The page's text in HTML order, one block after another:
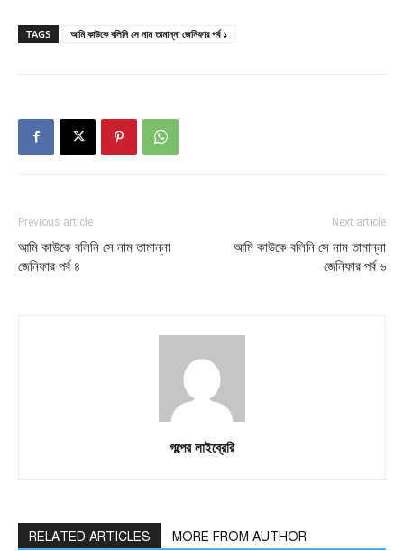
TAGS আমি কাউকে বলিনি সে নাম তামান্না জেনিফার পর্ব ১
Previous article
আমি কাউকে বলিনি সে নাম তামান্না
জেনিফার পর্ব ৪
Next article
আমি কাউকে বলিনি সে নাম তামান্না
জেনিফার পর্ব ৬
গল্পের লাইব্রেরি
RELATED ARTICLES MORE FROM AUTHOR